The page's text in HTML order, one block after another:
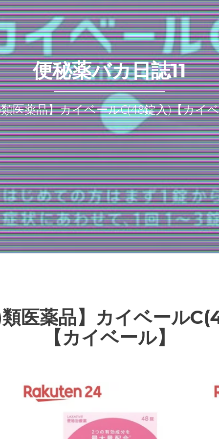
便秘薬バカ日誌11
医薬品】カイベールC(48錠入)【カイ
医薬品】カイベール
【カイベール】